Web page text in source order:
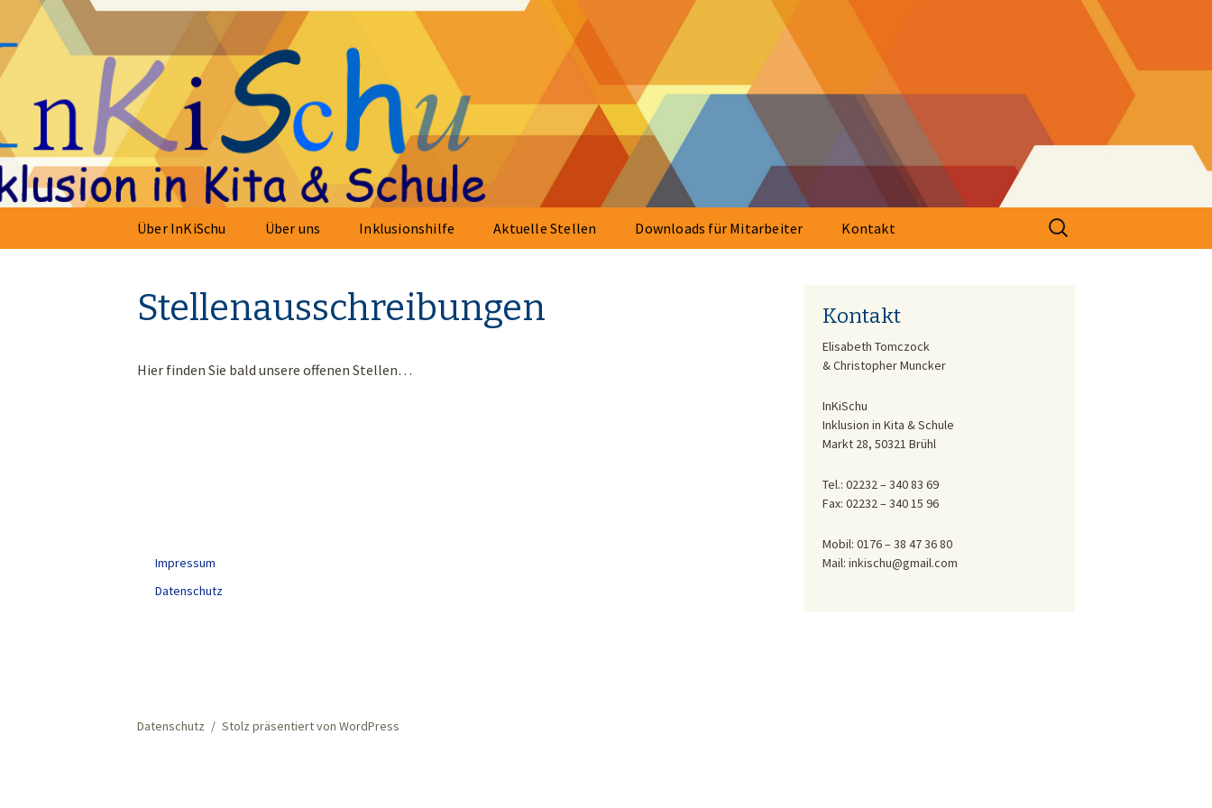
InKiSchu e.V.
Inklusion in Kita & Schule
Zum
Inhalt
Über InKiSchu Über uns Inklusionshilfe Aktuelle Stellen Downloads für Mitarbeiter Kontakt
Suche
nach:
Stellenausschreibungen
Hier finden Sie bald unsere offenen Stellen…
Kontakt
Elisabeth Tomczock
& Christopher Muncker
InKiSchu
Inklusion in Kita & Schule
Markt 28, 50321 Brühl
Tel.: 02232 – 340 83 69
Fax: 02232 – 340 15 96
Mobil: 0176 – 38 47 36 80
Mail: inkischu@gmail.com
Impressum
Datenschutz
Datenschutz Stolz präsentiert von WordPress